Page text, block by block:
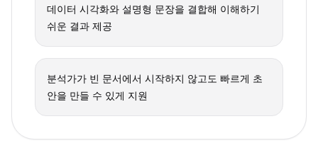
데이터 시각화와 설명형 문장을 결합해 이해하기
쉬운 결과 제공
분석가가 빈 문서에서 시작하지 않고도 빠르게 초
안을 만들 수 있게 지원